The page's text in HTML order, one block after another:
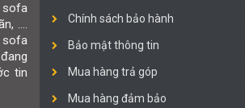
sofa
….
sofa
tin
Chính sách bảo hành
Bảo mật thông tin
Mua hàng trả góp
Mua hàng đảm bảo